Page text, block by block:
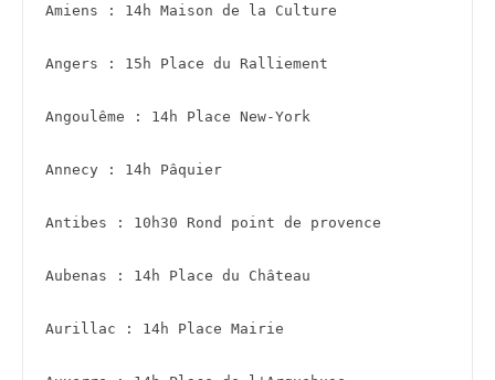
Amiens : 14h Maison de la Culture
Angers : 15h Place du Ralliement
Angoulême : 14h Place New-York
Annecy : 14h Pâquier
Antibes : 10h30 Rond point de provence
Aubenas : 14h Place du Château
Aurillac : 14h Place Mairie